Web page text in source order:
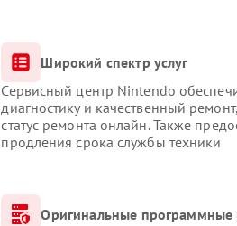
Широкий спектр услуг
Сервисный центр Nintendo
диагностику и качественный
статус ремонта онлайн. Также
продления срока службы техники
Оригинальные программные